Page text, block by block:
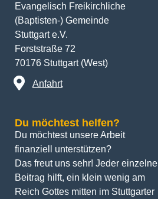
Evangelisch Freikirchliche
(Baptisten-) Gemeinde
Stuttgart e.V.
Forststraße 72
70176 Stuttgart (West)
Anfahrt
Du möchtest helfen?
Du möchtest unsere Arbeit
finanziell unterstützen?
Das freut uns sehr! Jeder einzelne
Beitrag hilft, ein klein wenig am
Reich Gottes mitten im Stuttgarter